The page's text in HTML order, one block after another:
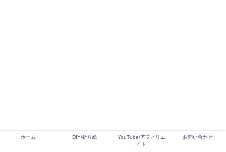
ホーム DIY/折り紙
YouTube/アフィリエ
イト
お問い合わせ